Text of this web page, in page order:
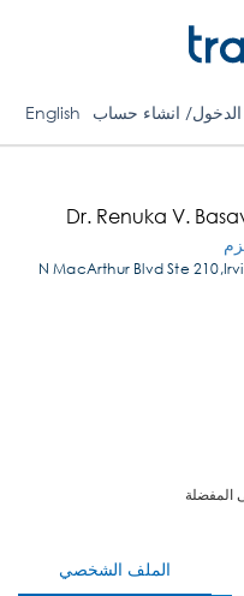
انشاء حساب English
Dr. Renuka V.
المفضلة
الملف الشخصي